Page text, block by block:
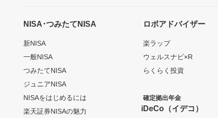
NISA･つみたてNISA
新NISA
一般NISA
つみたてNISA
ジュニアNISA
NISAをはじめるには
楽天証券NISAの魅力
ロボアドバイザー
楽ラップ
ウェルスナビ×R
らくらく投資
確定拠出年金
iDeCo（イデコ）